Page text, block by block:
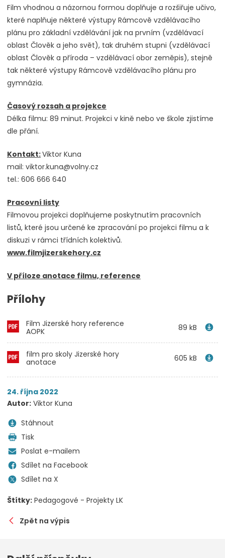
Film vhodnou a názornou formou doplňuje a rozšiřuje učivo,
které naplňuje některé výstupy Rámcově vzdělávacího
plánu pro základní vzdělávání jak na prvním (vzdělávací
oblast Člověk a jeho svět), tak druhém stupni (vzdělávací
oblast Člověk a příroda – vzdělávací obor zeměpis), stejně
tak některé výstupy Rámcově vzdělávacího plánu pro
gymnázia.
Časový rozsah a projekce
Délka filmu: 89 minut. Projekci v kině nebo ve škole zjistíme
dle přání.
Kontakt:Viktor Kuna
mail: viktor.kuna@volny.cz
tel.: 606 666 640
Pracovní listy
Filmovou projekci doplňujeme poskytnutím pracovních
listů, které jsou určené ke zpracování po projekci filmu a k
diskuzi v rámci třídních kolektivů.
www.filmjizerskehory.cz
V příloze anotace filmu, reference
Přílohy
Film Jizerské hory reference
AOPK
89 kB
film pro skoly Jizerské hory
anotace
605 kB
24. října 2022
Autor: Viktor Kuna
Stáhnout
Tisk
Poslat e-mailem
Sdílet na Facebook
Sdílet na X
Štítky: Pedagogové - Projekty LK
Zpět na výpis